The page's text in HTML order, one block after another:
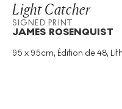
Light Catcher
SIGNED PRINT
JAMES ROSENQUIST
95 x 95cm, Édition de 48,
Technique: Lithograph